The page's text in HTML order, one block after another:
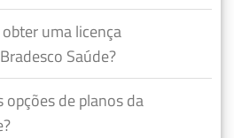
uma licença
Saúde?
opções de planos da